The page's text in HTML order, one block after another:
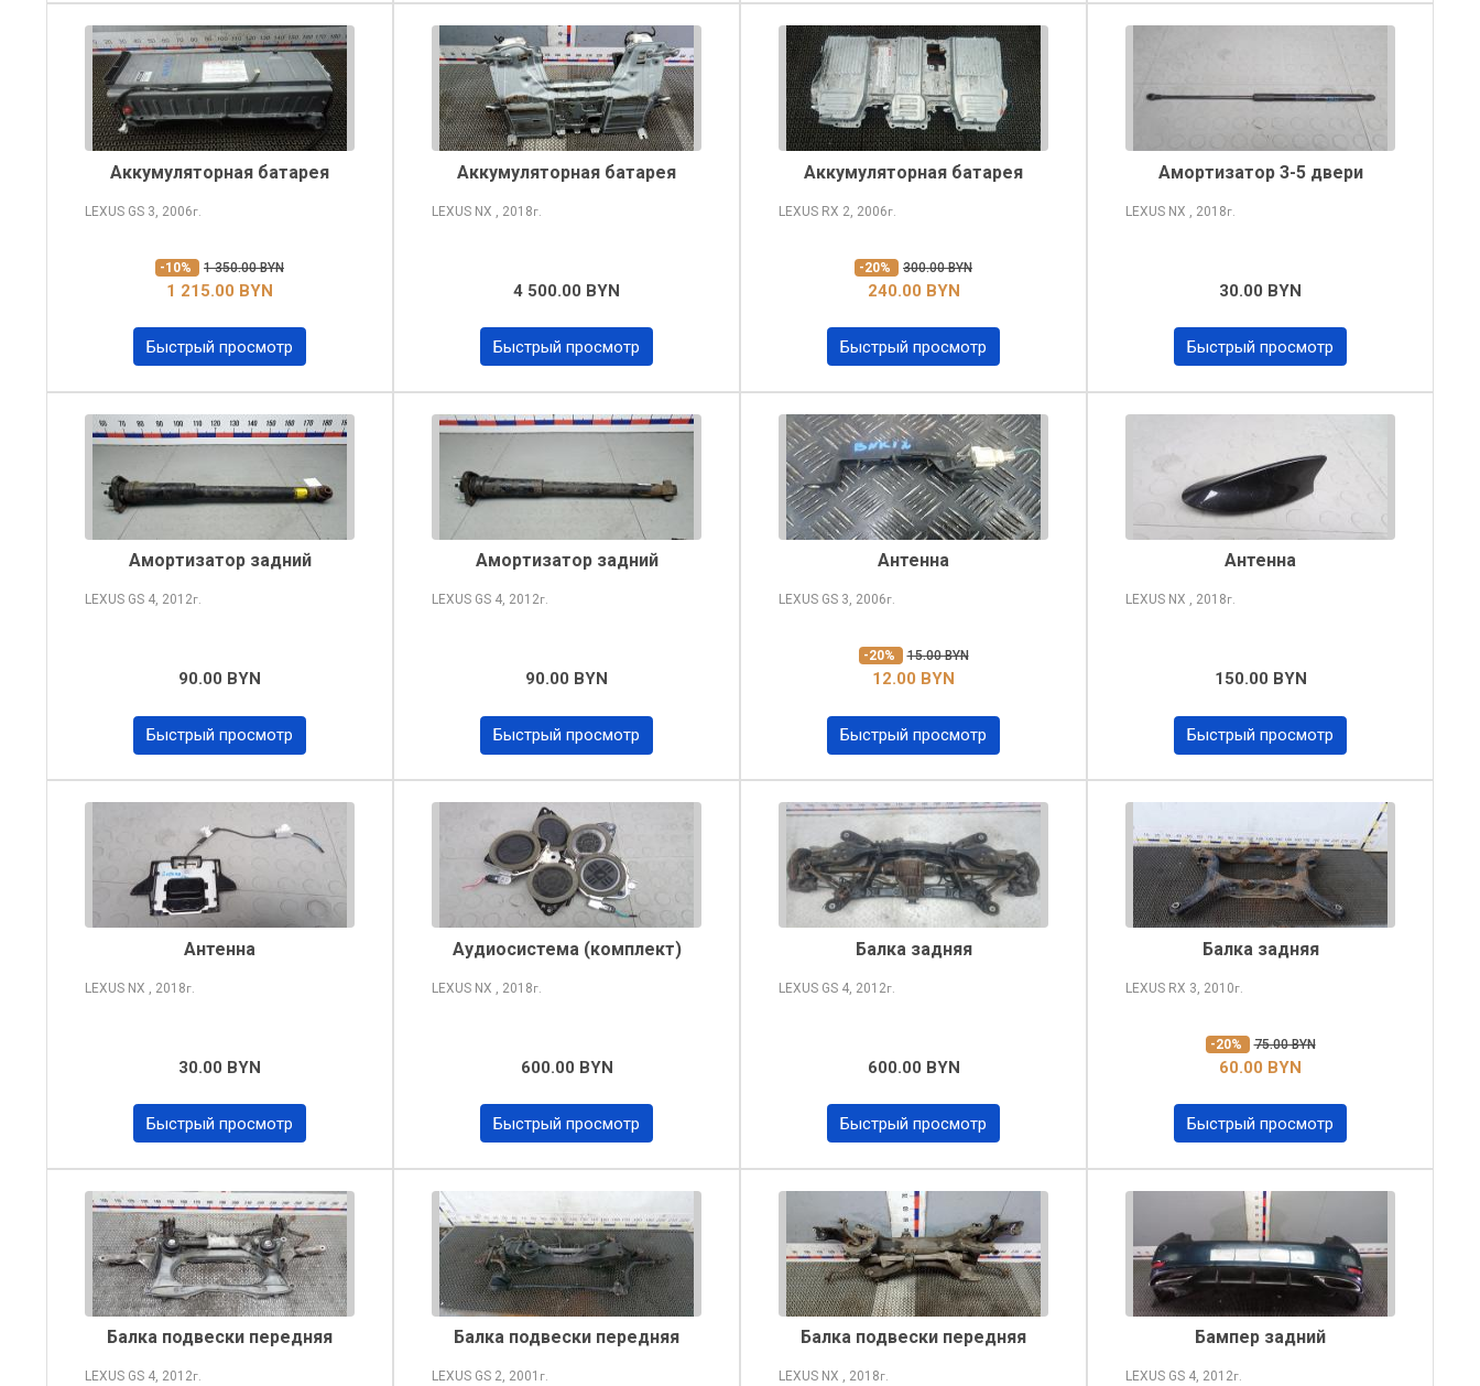
Аккумуляторная батарея
LEXUS GS 3, 2006г.
-10% 1 350.00 BYN
1 215.00 BYN
Быстрый просмотр
Аккумуляторная батарея
LEXUS NX , 2018г.
4 500.00 BYN
Быстрый просмотр
Аккумуляторная батарея
LEXUS RX 2, 2006г.
-20% 300.00 BYN
240.00 BYN
Быстрый просмотр
Амортизатор 3-5 двери
LEXUS NX , 2018г.
30.00 BYN
Быстрый просмотр
Амортизатор задний
LEXUS GS 4, 2012г.
90.00 BYN
Быстрый просмотр
Амортизатор задний
LEXUS GS 4, 2012г.
90.00 BYN
Быстрый просмотр
Антенна
LEXUS GS 3, 2006г.
-20% 15.00 BYN
12.00 BYN
Быстрый просмотр
Антенна
LEXUS NX , 2018г.
150.00 BYN
Быстрый просмотр
Антенна
LEXUS NX , 2018г.
30.00 BYN
Быстрый просмотр
Аудиосистема (комплект)
LEXUS NX , 2018г.
600.00 BYN
Быстрый просмотр
Балка задняя
LEXUS GS 4, 2012г.
600.00 BYN
Быстрый просмотр
Балка задняя
LEXUS RX 3, 2010г.
-20% 75.00 BYN
60.00 BYN
Быстрый просмотр
Балка подвески передняя
LEXUS GS 4, 2012г.
Балка подвески передняя
LEXUS GS 2, 2001 г.
Балка подвески передняя
LEXUS NX , 2018г.
Бампер задний
LEXUS GS 4, 2012г.